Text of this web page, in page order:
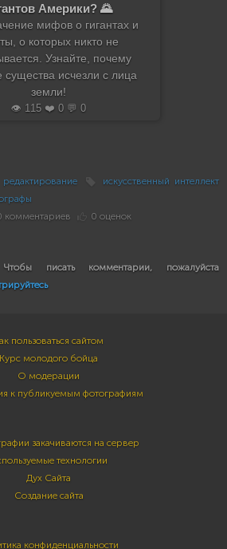
Америки? 🌄
мифов о гигантах и
о которых никто не
Узнайте, почему
существа исчезли с лица
земли!
👁️ 115 ❤️ 0 💬 0
искусственный интеллект
комментариев 0 оценок
Чтобы писать комментарии, пожалуйста
пользоваться сайтом
Курс молодого бойца
О модерации
к публикуемым фотографиям
закачиваются на сервер
технологии
Дух Сайта
Создание сайта
конфиденциальности